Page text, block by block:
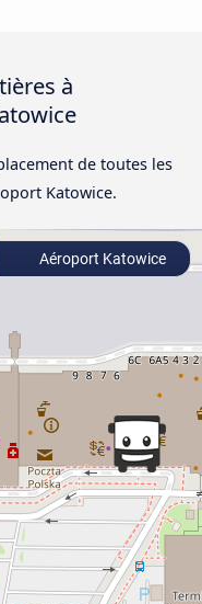
à
de toutes les
Katowice.
Aéroport Katowice